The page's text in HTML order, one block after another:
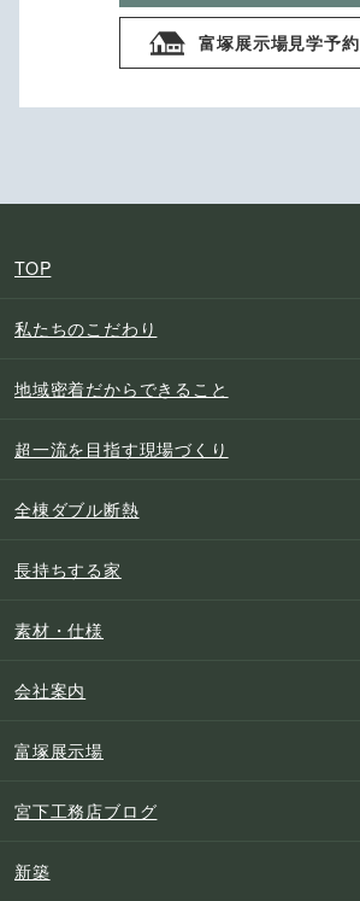
富塚展示場見学予約
TOP
私たちのこだわり
地域密着だからできること
超一流を目指す現場づくり
全棟ダブル断熱
長持ちする家
素材・仕様
会社案内
富塚展示場
宮下工務店ブログ
新築